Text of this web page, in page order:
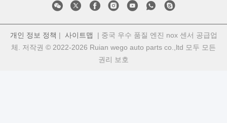
개인 정보 정책 | 사이트맵 | 중국 우수 품질 엔진 nox 센서 공급업
체. 저작권 © 2022-2026 Ruian wego auto parts co.,ltd 모두 모든
권리 보호